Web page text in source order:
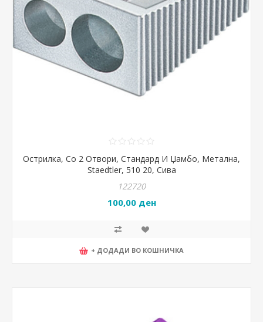
Острилка, Со 2 Отвори, Стандард И Џамбо, Метална,
Staedtler, 510 20, Сива
122720
100,00 ден
+ ДОДАДИ ВО КОШНИЧКА